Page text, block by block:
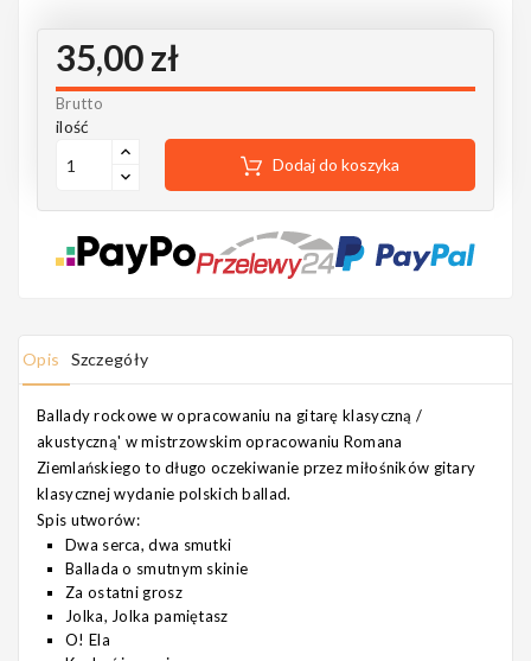
Rainbow
MAHILELE
Usługi
35,00 zł
Brutto
ilość
Dodaj do koszyka
Opis Szczegóły
Ballady rockowe w opracowaniu na gitarę klasyczną /
akustyczną' w mistrzowskim opracowaniu Romana
Ziemlańskiego to długo oczekiwanie przez miłośników gitary
klasycznej wydanie polskich ballad.
Spis utworów:
Dwa serca, dwa smutki
Ballada o smutnym skinie
Za ostatni grosz
Jolka, Jolka pamiętasz
O! Ela